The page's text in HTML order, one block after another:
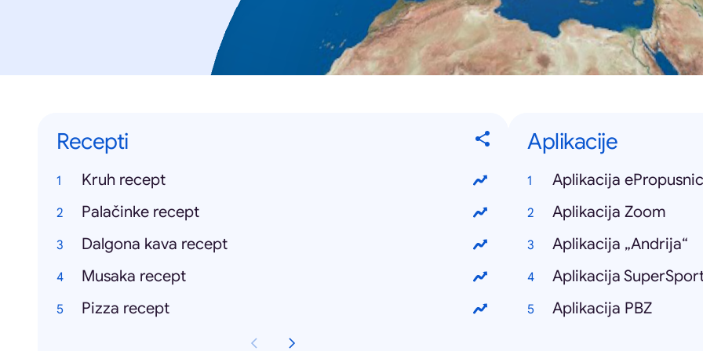
Recepti
Kruh recept
Palačinke recept
Dalgona kava recept
Musaka recept
Pizza recept
Aplikacije
Aplikacija
Aplikacija Zoom
Aplikacija „Andrija“
Aplikacija
Aplikacija PBZ